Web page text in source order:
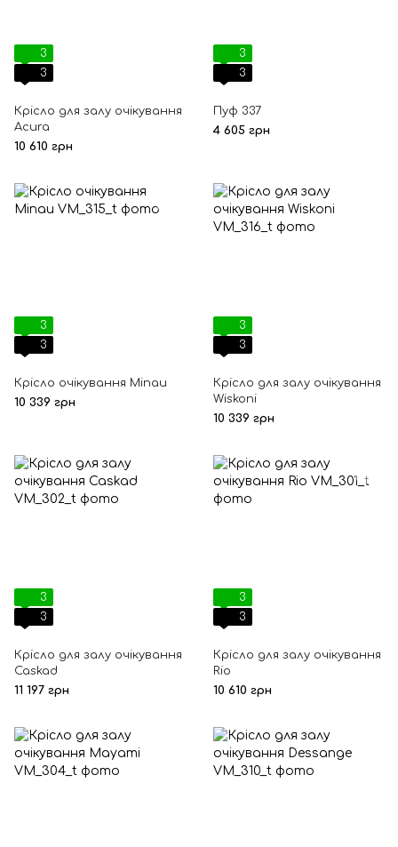
3
3
Крісло для залу очікування
Acura
10 610 грн
3
3
Пуф 337
4 605 грн
3
3
Крісло очікування Minau
10 339 грн
3
3
Крісло для залу очікування
Wiskoni
10 339 грн
3
3
Крісло для залу очікування
Caskad
11 197 грн
3
3
Крісло для залу очікування
Rio
10 610 грн